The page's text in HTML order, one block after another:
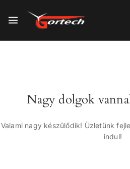
Nagy dolgok
Valami nagy készülődik! Üzletünk
indul!